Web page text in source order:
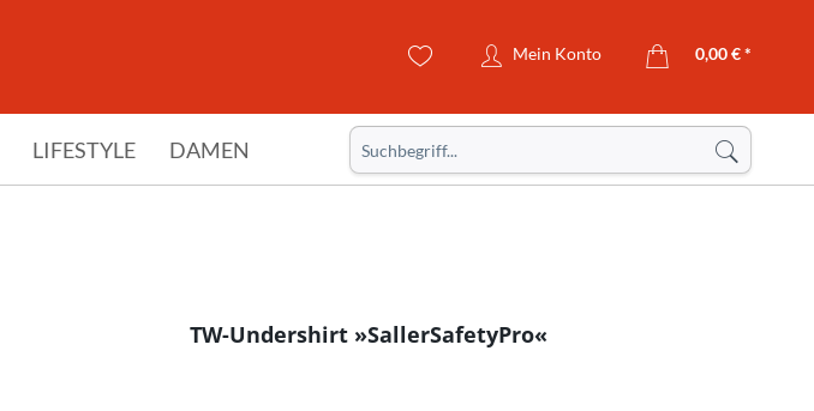
Mein Konto 0,00 € *
LIFESTYLE DAMEN
TW-Undershirt »SallerSafetyPro«